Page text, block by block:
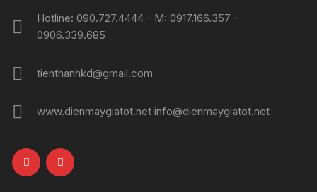
Hotline: 090.727.4444 - M: 0917.166.357 -
0906.339.685
tienthanhkd@gmail.com
www.dienmaygiatot.net info@dienmaygiatot.net